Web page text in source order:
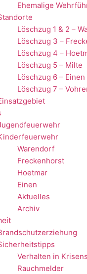
Ehemalige
Löschzug 1 & 2 –
Löschzug 3 –
Löschzug 4 –
Löschzug 5 – Milte
Löschzug 6 – Einen
Löschzug 7 –
Warendorf
Freckenhorst
Hoetmar
Einen
Aktuelles
Archiv
Verhalten in
Rauchmelder